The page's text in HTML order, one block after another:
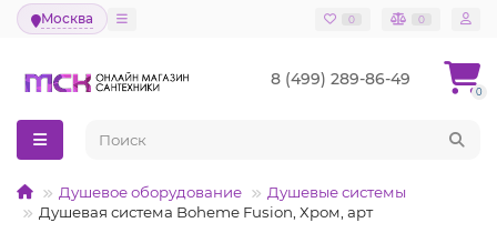
Москва 0 0
8 (499) 289-86-49
0
Душевое оборудование
Душевые системы
Душевая система Boheme Fusion, Хром, арт